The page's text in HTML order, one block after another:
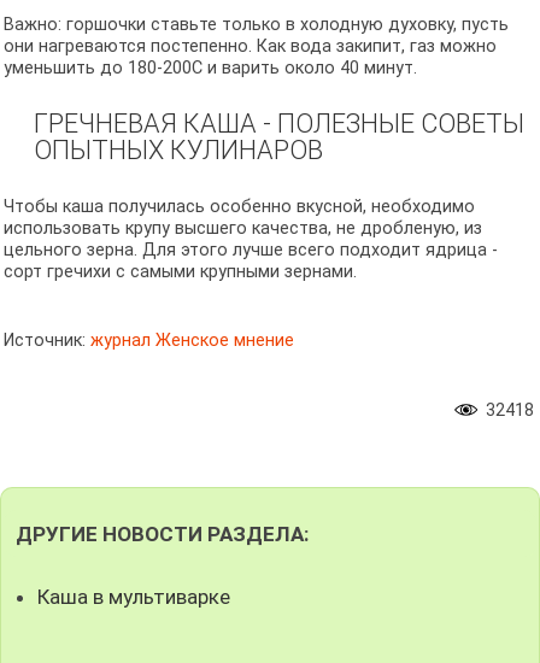
Важно: горшочки ставьте только в холодную духовку, пусть
они нагреваются постепенно. Как вода закипит, газ можно
уменьшить до 180-200С и варить около 40 минут.
ГРЕЧНЕВАЯ КАША - ПОЛЕЗНЫЕ СОВЕТЫ
ОПЫТНЫХ КУЛИНАРОВ
Чтобы каша получилась особенно вкусной, необходимо
использовать крупу высшего качества, не дробленую, из
цельного зерна. Для этого лучше всего подходит ядрица -
сорт гречихи с самыми крупными зернами.
Источник: журнал Женское мнение
32418
ДРУГИЕ НОВОСТИ РАЗДЕЛА:
Каша в мультиварке